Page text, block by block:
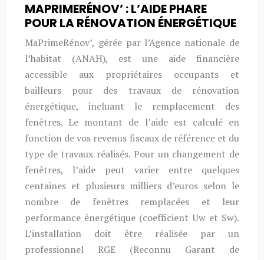
MAPRIMERÉNOV’ : L’AIDE PHARE
POUR LA RÉNOVATION ÉNERGÉTIQUE
MaPrimeRénov’, gérée par l’Agence nationale de
l’habitat (ANAH), est une aide financière
accessible aux propriétaires occupants et
bailleurs pour des travaux de rénovation
énergétique, incluant le remplacement des
fenêtres. Le montant de l’aide est calculé en
fonction de vos revenus fiscaux de référence et du
type de travaux réalisés. Pour un changement de
fenêtres, l’aide peut varier entre quelques
centaines et plusieurs milliers d’euros selon le
nombre de fenêtres remplacées et leur
performance énergétique (coefficient Uw et Sw).
L’installation doit être réalisée par un
professionnel RGE (Reconnu Garant de